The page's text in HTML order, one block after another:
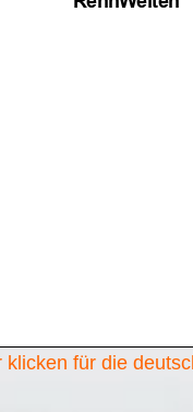
klicken für die